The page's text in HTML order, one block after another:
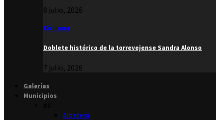
8 julio, 2026
Ciclismo
Doblete histórico de la torrevejense Sandra Alonso
7 julio, 2026
Galerías
Municipios
Albatera